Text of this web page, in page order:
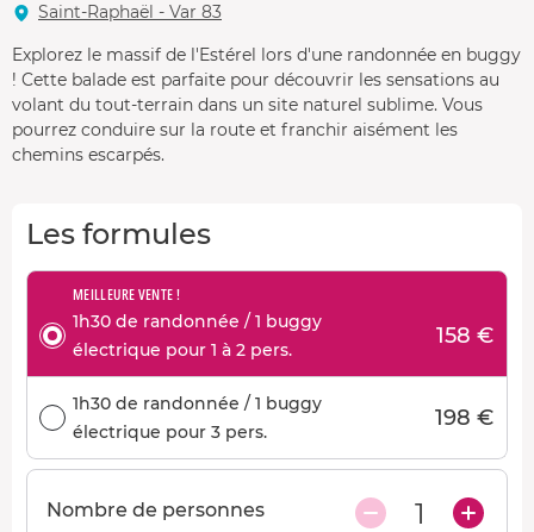
Saint-Raphaël - Var 83
Explorez le massif de l'Estérel lors d'une randonnée en buggy
! Cette balade est parfaite pour découvrir les sensations au
volant du tout-terrain dans un site naturel sublime. Vous
pourrez conduire sur la route et franchir aisément les
chemins escarpés.
Les formules
MEILLEURE VENTE !
1h30 de randonnée / 1 buggy
électrique pour 1 à 2 pers.
158 €
1h30 de randonnée / 1 buggy
électrique pour 3 pers.
198 €
Nombre de personnes 1